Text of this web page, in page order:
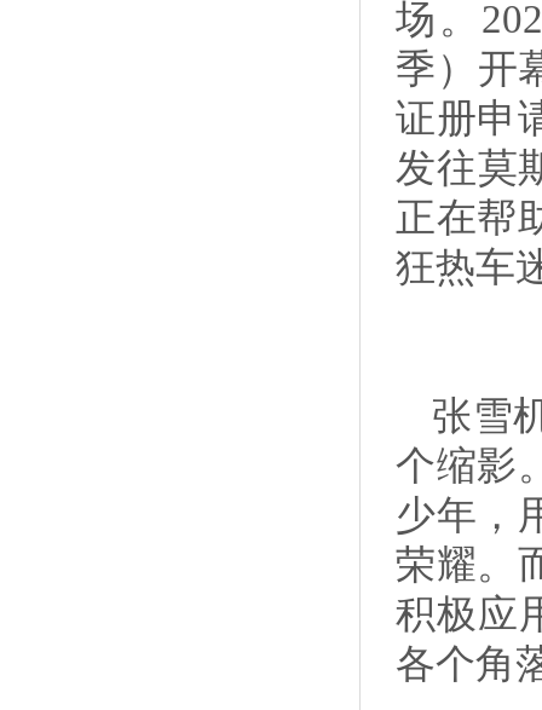
场。
季）开
证册申
发往莫
正在帮
狂热车
张雪
个缩影
少年，
荣耀。
积极应
各个角